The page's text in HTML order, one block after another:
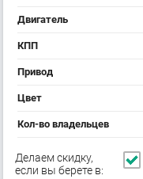
Двигатель
КПП
Привод
Цвет
Кол-во владельцев
Делаем скидку,
если вы берете в: